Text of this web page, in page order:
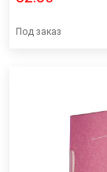
Под заказ